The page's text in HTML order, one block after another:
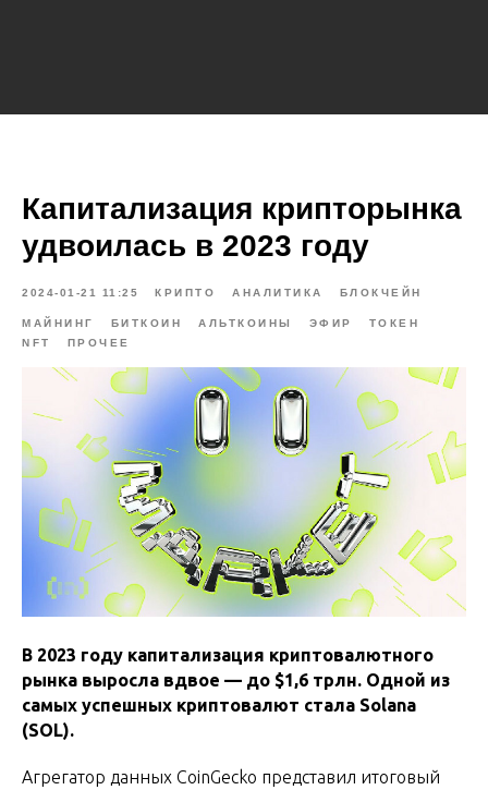
Капитализация крипторынка
удвоилась в 2023 году
2024-01-21 11:25 КРИПТО АНАЛИТИКА БЛОКЧЕЙН
МАЙНИНГ БИТКОИН АЛЬТКОИНЫ ЭФИР
ТОКЕН
NFT
ПРОЧЕЕ
В 2023 году капитализация криптовалютного
рынка выросла вдвое — до $1,6 трлн. Одной из
самых успешных криптовалют стала Solana
(SOL).
Агрегатор данных CoinGecko представил итоговый